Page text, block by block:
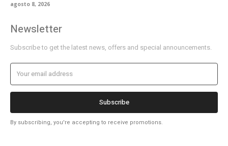
agosto 8, 2026
Newsletter
Subscribe to get the latest news, offers and special announcements.
Subscribe
By subscribing, you're accepting to receive promotions.